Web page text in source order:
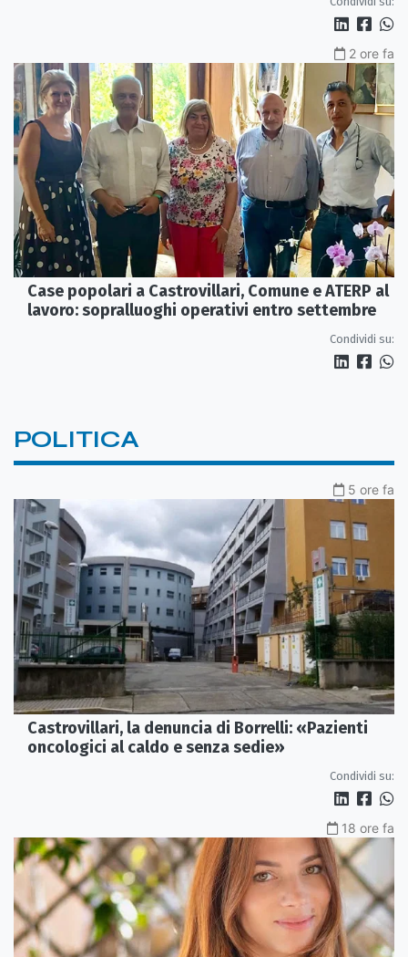
2 ore fa
Case popolari a Castrovillari, Comune e ATERP al
lavoro: sopralluoghi operativi entro settembre
Condividi su:
POLITICA
5 ore fa
Castrovillari, la denuncia di Borrelli: «Pazienti
oncologici al caldo e senza sedie»
Condividi su:
18 ore fa